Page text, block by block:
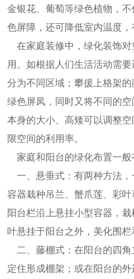
金银花、葡萄等绿色植物，
色屏障，还可降低室内温度，
在家庭装修中，绿化装饰对
用。如根据人们生活活动需
分为不同区域；攀援上格架
绿色屏凤，同时又将不同的
本身的大小、高矮可以调整
限空间的利用率。
家庭和阳台的绿化布置一般
一、悬垂式：有两种方法，
容器栽种吊兰、蟹爪莲、彩
阳台栏沿上悬挂小型容器，
叶悬挂于阳台之外，美化围栏
二、藤棚式：在阳台的四角
定住形成棚架；或在阳台的